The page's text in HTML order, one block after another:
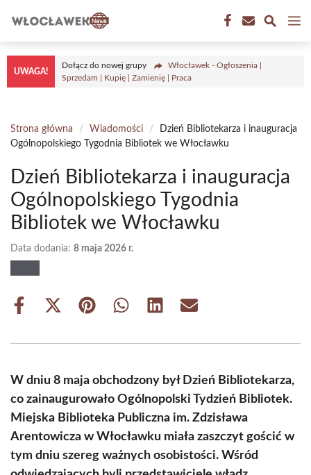
treści
UWAGA!
Dołącz do nowej grupy
Włocławek - Ogłoszenia |
Sprzedam | Kupię | Zamienię | Praca
Strona główna / Wiadomości /
Dzień Bibliotekarza i inauguracja
Ogólnopolskiego Tygodnia Bibliotek we Włocławku
Dzień Bibliotekarza i inauguracja
Ogólnopolskiego Tygodnia
Bibliotek we Włocławku
Data dodania: 8 maja 2026 r.
Share
Share
(Twitter)
Share Share Share Share
W dniu 8 maja obchodzony był Dzień Bibliotekarza,
co zainaugurowało Ogólnopolski Tydzień Bibliotek.
Miejska Biblioteka Publiczna im. Zdzisława
Arentowicza w Włocławku miała zaszczyt gościć w
tym dniu szereg ważnych osobistości. Wśród